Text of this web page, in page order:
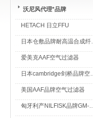
沃尼风代理*品牌
HETACH 日立FFU
日本仓敷品牌耐高温合成纤维过滤棉
爱美克AAF空气过滤器
日本cambridge剑桥品牌空气过滤器
美国AAF品牌空气过滤器
匈牙利产NILFISK品牌GM-80无尘室专用吸尘器